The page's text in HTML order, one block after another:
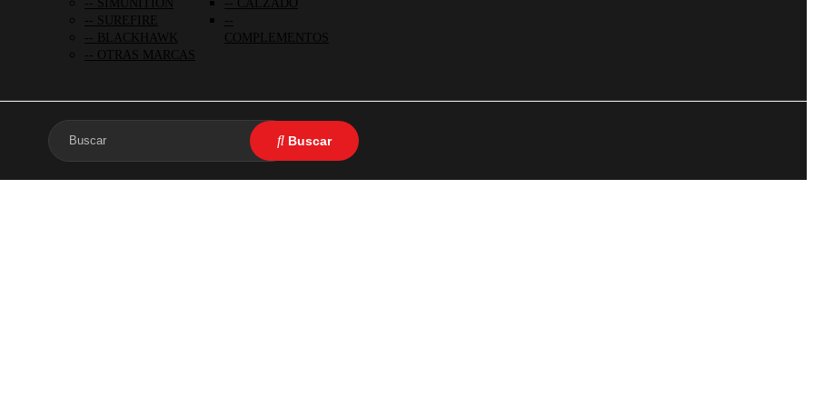
CALZADO
COMPLEMENTOS
SIMUNITION
SUREFIRE
BLACKHAWK
OTRAS MARCAS